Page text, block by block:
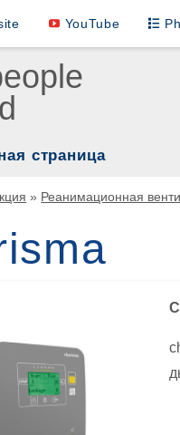
YouTube
International Sites
страница
» Реанимационная